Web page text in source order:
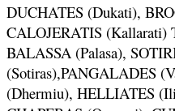
DUCHATES (Dukati),
CALOJERATIS (Kallarati)
BALASSA (Palasa),
(Sotiras),PANGALADES
(Dhermiu), HELLIATES